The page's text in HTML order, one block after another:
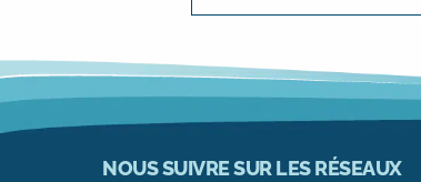
NOUS SUIVRE SUR LES RÉSEAUX